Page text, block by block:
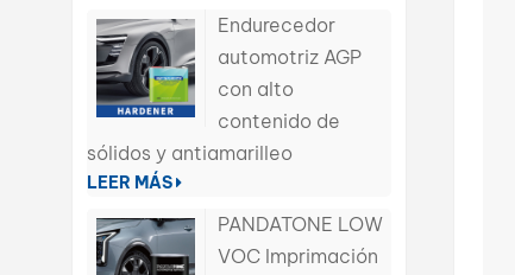
Endurecedor
automotriz AGP
con alto
contenido de
sólidos y antiamarilleo
LEER MÁS
PANDATONE LOW
VOC Imprimación